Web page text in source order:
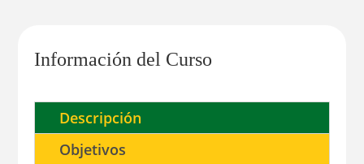
Información del Curso
Descripción
Objetivos